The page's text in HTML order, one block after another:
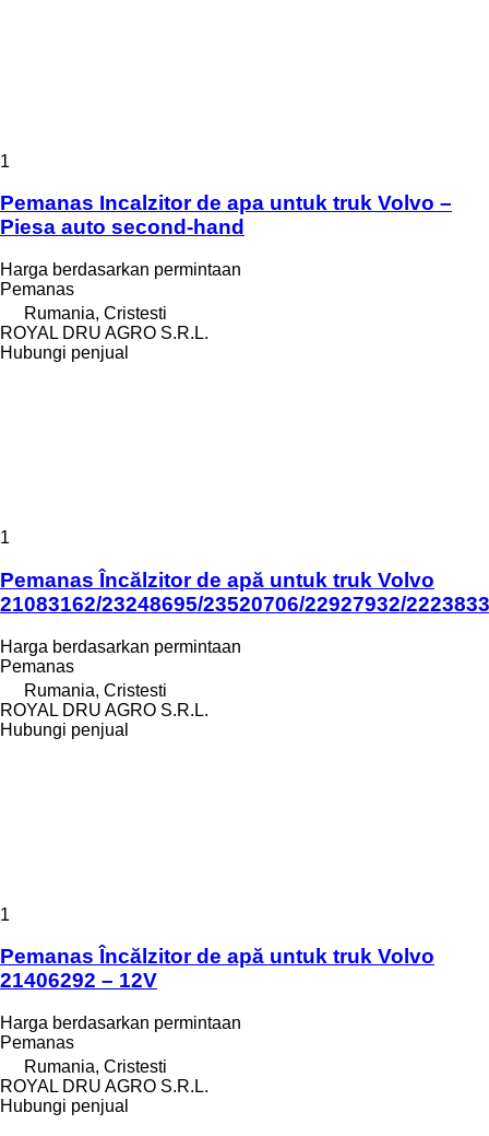
1
Pemanas Incalzitor de apa untuk truk Volvo –
Piesa auto second-hand
Harga berdasarkan permintaan
Pemanas
Rumania, Cristesti
ROYAL DRU AGRO S.R.L.
Hubungi penjual
1
Pemanas Încălzitor de apă untuk truk Volvo
21083162/23248695/23520706/22927932/
Harga berdasarkan permintaan
Pemanas
Rumania, Cristesti
ROYAL DRU AGRO S.R.L.
Hubungi penjual
1
Pemanas Încălzitor de apă untuk truk Volvo
21406292 – 12V
Harga berdasarkan permintaan
Pemanas
Rumania, Cristesti
ROYAL DRU AGRO S.R.L.
Hubungi penjual